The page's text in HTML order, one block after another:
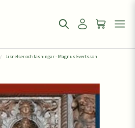
Liknelser och läsningar - Magnus Evertsson